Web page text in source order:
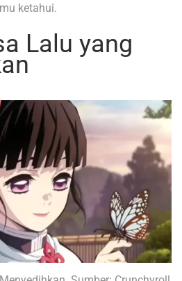
ketahui.
Lalu yang